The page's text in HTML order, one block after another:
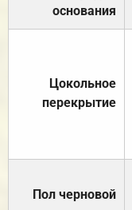
основания
Цокольное
перекрытие
Пол черновой